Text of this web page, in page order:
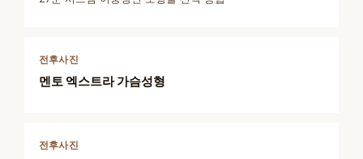
전후사진
멘토 엑스트라 가슴성형
전후사진